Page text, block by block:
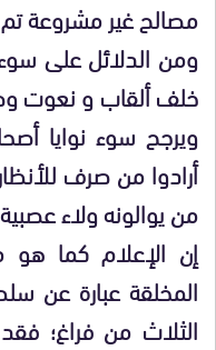
مصالح غير مشروعة
ومن الدلائل على
خلف ألقاب و نعوت
ويرجح سوء نوايا
أرادوا من صرف
من يوالونه ولاء
إن الإعلام كما هو
المخلقة عبارة عن
الثلاث من فراغ؛